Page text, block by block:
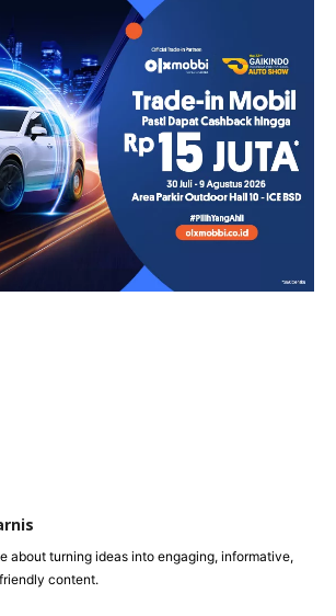
about turning ideas into engaging, informative,
content.